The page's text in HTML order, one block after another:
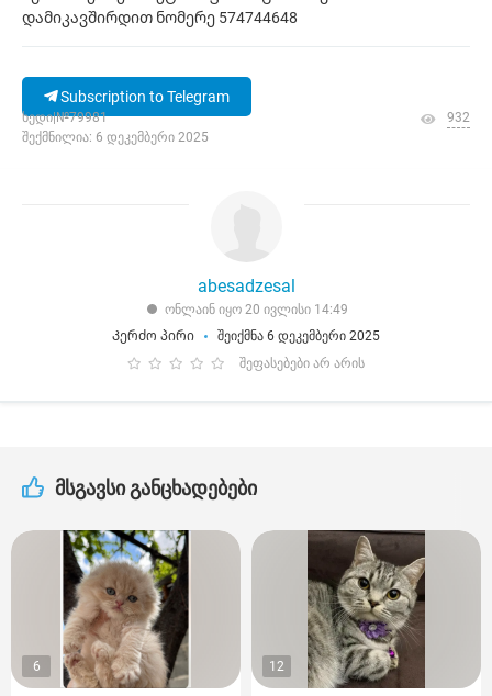
დამიკავშირდით ნომერე 574744648
Subscription to Telegram
ხედი|№79981
შექმნილია: 6 დეკემბერი 2025
932
abesadzesal
ონლაინ იყო 20 ივლისი 14:49
Კერძო პირი
შეიქმნა 6 დეკემბერი 2025
შეფასებები არ არის
მსგავსი განცხადებები
6 12